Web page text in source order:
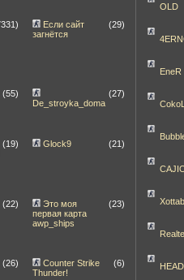
Если сайт
загнётся
(29)
(55)
De_stroyka_doma
(27)
(19) Glock9 (21)
(22)
Это моя
первая карта
awp_ships
(23)
(26)
Counter Strike
Thunder!
(6)
OLD
EneR